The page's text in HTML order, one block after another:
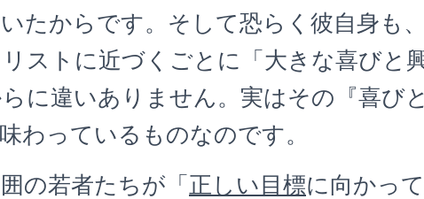
たからです。そして恐らく彼自身も
ストに近づくごとに「大きな喜びと
に違いありません。実はその『喜び
わっているものなのです。
の若者たちが「 正しい目標に向かっ